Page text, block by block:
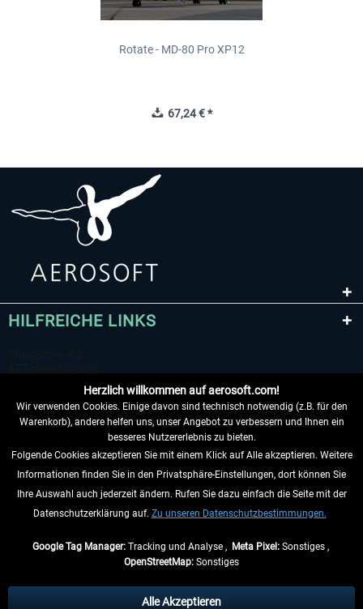
Rotate - MD-80 Pro XP12
67,24 € *
HILFREICHE LINKS
VERTRAG WIDERRUFEN
INFORMATIONEN
anders beschrieben.
Herzlich willkommen auf aerosoft.com!
Wir verwenden Cookies. Einige davon sind technisch notwendig (z.B. für den
Warenkorb), andere helfen uns, unser Angebot zu verbessern und Ihnen ein
besseres Nutzererlebnis zu bieten.
Folgende Cookies akzeptieren Sie mit einem Klick auf Alle akzeptieren. Weitere
Informationen finden Sie in den Privatsphäre-Einstellungen, dort können Sie
Ihre Auswahl auch jederzeit ändern. Rufen Sie dazu einfach die Seite mit der
Datenschutzerklärung auf. Zu unseren Datenschutzbestimmungen.
Google Tag Manager:Tracking und Analyse , Meta Pixel:Sonstiges ,
OpenStreetMap: Sonstiges
Alle Akzeptieren